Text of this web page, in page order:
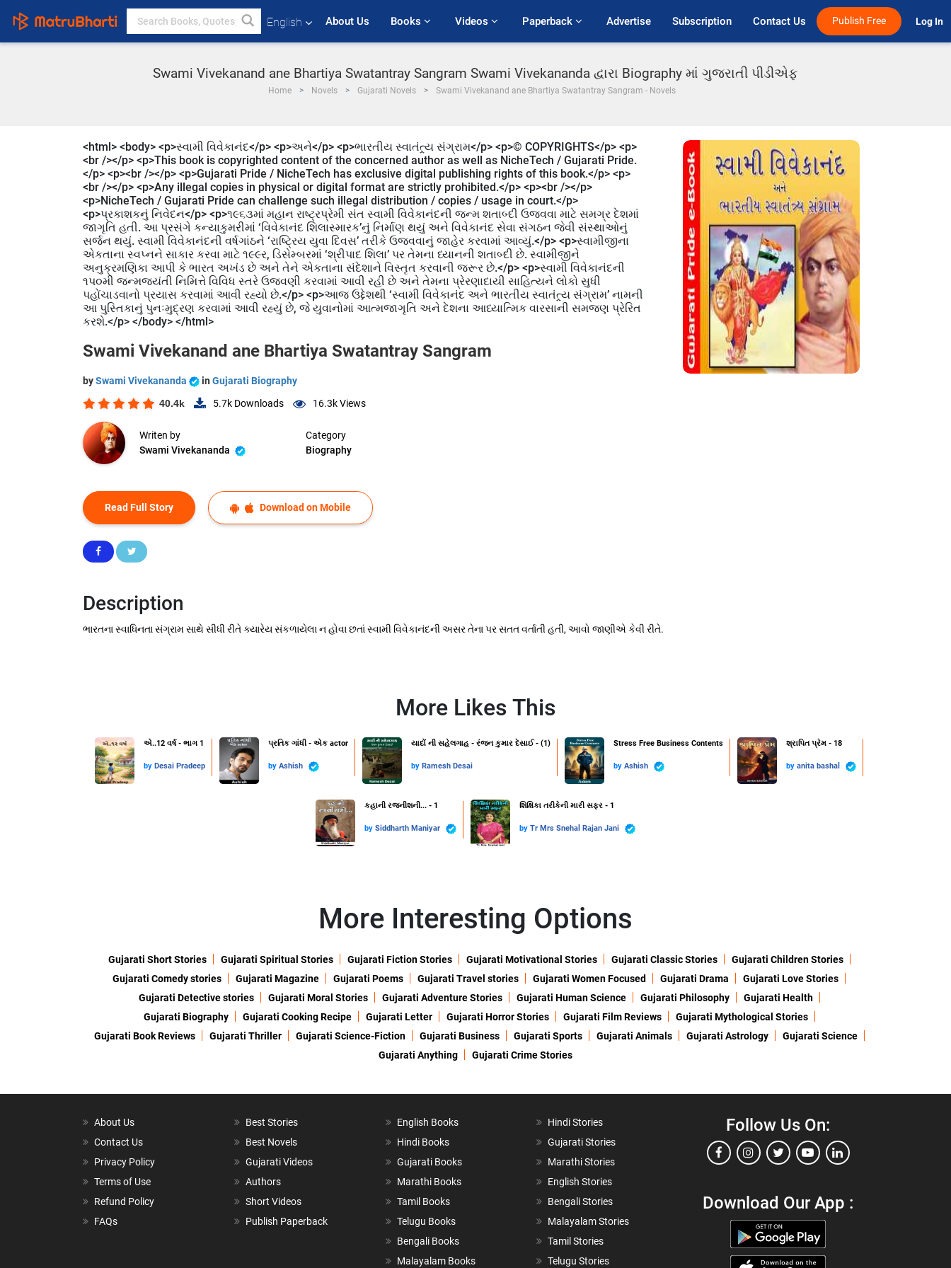
English About Us Books Videos Paperback Advertise Subscription Contact Us Publish Free Log In
Swami Vivekanand ane Bhartiya Swatantray Sangram Swami Vivekananda દ્વારા Biography માં ગુજરાતી પીડીએફ
Home Novels Gujarati Novels Swami Vivekanand ane Bhartiya Swatantray Sangram - Novels
<html> <body> <p>સ્વામી વિવેકાનંદ</p> <p>અને</p> <p>ભારતીય સ્વાતંત્ર્ય સંગ્રામ</p> <p>© COPYRIGHTS</p> <p>
<br /></p> <p>This book is copyrighted content of the concerned author as well as NicheTech / Gujarati Pride.
</p> <p><br /></p> <p>Gujarati Pride / NicheTech has exclusive digital publishing rights of this book.</p> <p>
<br /></p> <p>Any illegal copies in physical or digital format are strictly prohibited.</p> <p><br /></p>
<p>NicheTech / Gujarati Pride can challenge such illegal distribution / copies / usage in court.</p>
<p>પ્રકાશકનું નિવેદન</p> <p>૧૯૬૩માં મહાન રાષ્ટ્રપ્રેમી સંત સ્વામી વિવેકાનંદની જન્મ શતાબ્દી ઉજવવા માટે સમગ્ર દેશમાં
જાગૃતિ હતી. આ પ્રસંગે કન્યાકુમરીમાં ‘વિવેકાનંદ શિલાસ્મારક’નું નિર્માણ થયું અને વિવેકાનંદ સેવા સંગઠન જેવી સંસ્થાઓનું
સર્જન થયું. સ્વામી વિવેકાનંદની વર્ષગાંઠને ‘રાષ્ટ્રિય યુવા દિવસ’ તરીકે ઉજવવાનું જાહેર કરવામાં આવ્યું.</p> <p>સ્વામીજીના
એકતાના સ્વપ્નને સાકાર કરવા માટે ૧૯૯ર, ડિસેમ્બરમાં ‘શ્રીપાદ શિલા’ પર તેમના ધ્યાનની શતાબ્દી છે. સ્વામીજીને
અનુક્રમણિકા આપી કે ભારત અખંડ છે અને તેને એકતાના સંદેશાને વિસ્તૃત કરવાની જરૂર છે.</p> <p>સ્વામી વિવેકાનંદની
૧પ૦મી જન્મજયંતી નિમિત્તે વિવિધ સ્તરે ઉજવણી કરવામાં આવી રહી છે અને તેમના પ્રેરણાદાયી સાહિત્યને લોકો સુધી
પહોંચાડવાનો પ્રયાસ કરવામાં આવી રહ્યો છે.</p> <p>આજ ઉદ્દેશથી ‘સ્વામી વિવેકાનંદ અને ભારતીય સ્વાતંત્ર્ય સંગ્રામ’ નામની
આ પુસ્તિકાનું પુનઃમુદ્રણ કરવામાં આવી રહ્યું છે, જે યુવાનોમાં આત્મજાગૃતિ અને દેશના આધ્યાત્મિક વારસાની સમજણ પ્રેરિત
કરશે.</p> </body> </html>
Swami Vivekanand ane Bhartiya Swatantray Sangram
bySwami Vivekananda in Gujarati Biography
40.4k 5.7k Downloads 16.3kViews
Writen by
Swami Vivekananda
Category
Biography
Read Full Story Download on Mobile
Description
ભારતના સ્વાધિનતા સંગ્રામ સાથે સીધી રીતે ક્યારેય સંકળાયેલા ન હોવા છતાં સ્વામી વિવેકાનંદની અસર તેના પર સતત વર્તાતી હતી, આવો જાણીએ કેવી રીતે.
More Likes This
એ..12 વર્ષ - ભાગ 1
by Desai Pradeep
પ્રતિક ગાંધી - એક actor
by Ashish
યાદોં ની સહેલગાહ - રંજન કુમાર દેસાઈ - (1)
by Ramesh Desai
Stress Free Business Contents
by Ashish
શ્રાપિત પ્રેમ - 18
by anita bashal
કહાની રજનીશની... - 1
by Siddharth Maniyar
શિક્ષિકા તરીકેની મારી સફર - 1
by Tr Mrs Snehal Rajan Jani
More Interesting Options
Gujarati Short Stories Gujarati Spiritual Stories Gujarati Fiction Stories Gujarati Motivational Stories Gujarati Classic Stories
Gujarati Children Stories
Gujarati Comedy stories
Gujarati Magazine Gujarati Poems Gujarati Travel stories Gujarati Women Focused Gujarati Drama
Gujarati Love Stories
Gujarati Detective stories
Gujarati Moral Stories Gujarati Adventure Stories Gujarati Human Science Gujarati Philosophy
Gujarati Health
Gujarati Biography
Gujarati Cooking Recipe Gujarati Letter Gujarati Horror Stories Gujarati Film Reviews
Gujarati Mythological Stories
Gujarati Book Reviews
Gujarati Thriller Gujarati Science-Fiction Gujarati Business Gujarati Sports Gujarati Animals Gujarati Astrology
Gujarati Science
Gujarati Anything
Gujarati Crime Stories
About Us
Contact Us
Privacy Policy
Terms of Use
Refund Policy
FAQs
Best Stories
Best Novels
Gujarati Videos
Authors
Short Videos
Publish Paperback
English Books
Hindi Books
Gujarati Books
Marathi Books
Tamil Books
Telugu Books
Bengali Books
Malayalam Books
Hindi Stories
Gujarati Stories
Marathi Stories
English Stories
Bengali Stories
Malayalam Stories
Tamil Stories
Telugu Stories
Follow Us On:
Download Our App :